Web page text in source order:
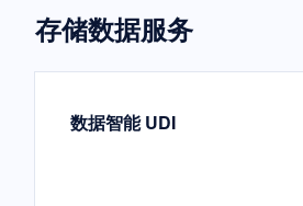
存储数据服务
数据智能 UDI